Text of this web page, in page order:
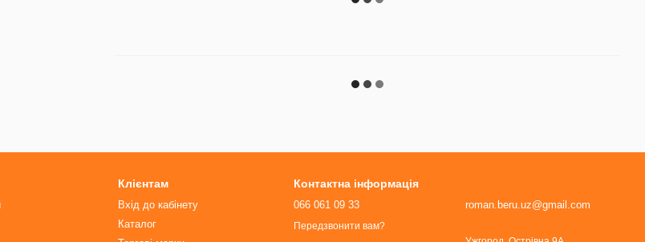
Клієнтам
Вхід до кабінету
Каталог
Контактна інформація
066 061 09 33
Передзвонити вам?
roman.beru.uz@gmail.com